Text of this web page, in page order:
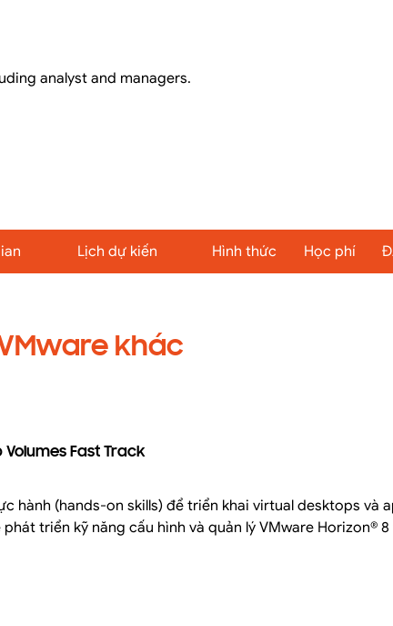
analyst and managers.
Lịch dự kiến Hình thức Học phí
khác
Fast Track
hành (hands-on skills) để triển khai virtual desktops và
triển kỹ năng cấu hình và quản lý VMware Horizon®